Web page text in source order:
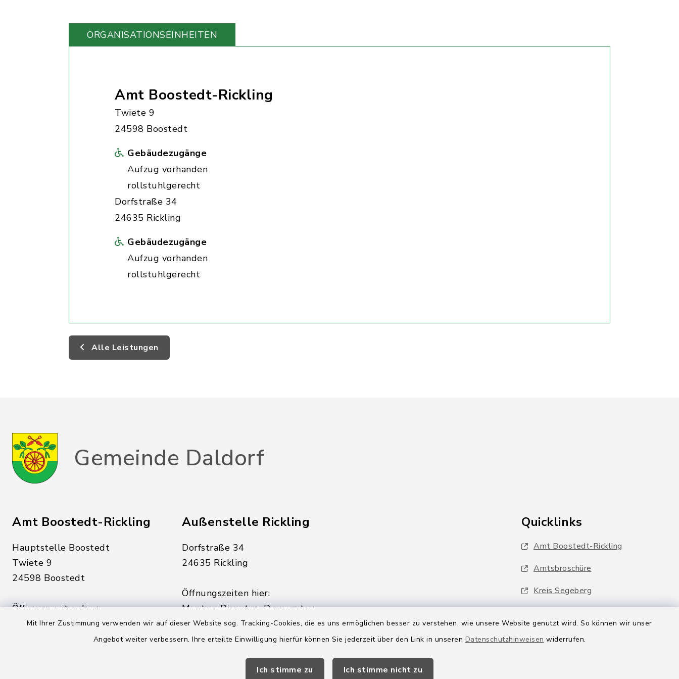
Mit Ihrer Zustimmung verwenden wir auf dieser Website sog. Tracking-Cookies, die es uns ermöglichen besser zu verstehen, wie unsere Website genutzt wird. So können wir unser
Angebot weiter verbessern. Ihre erteilte Einwilligung hierfür können Sie jederzeit über den Link in unseren Datenschutzhinweisen widerrufen.
Ich stimme zu Ich stimme nicht zu
ORGANISATIONS­EINHEITEN
Amt Boostedt-Rickling
Twiete 9
24598 Boostedt
Gebäudezugänge
Aufzug vorhanden
rollstuhlgerecht
Dorfstraße 34
24635 Rickling
Gebäudezugänge
Aufzug vorhanden
rollstuhlgerecht
Alle Leistungen
Gemeinde Daldorf
Amt Boostedt-Rickling
Hauptstelle Boostedt
Twiete 9
24598 Boostedt
Öffnungszeiten hier:
Montag, Dienstag, Donnerstag,
Außenstelle Rickling
Dorfstraße 34
24635 Rickling
Öffnungszeiten hier:
Montag, Dienstag, Donnerstag,
Freitag:
08:00 - 12:00 Uhr
sowie zusätzlich am Donnerstag:
Quicklinks
Amt Boostedt-Rickling
Amtsbroschüre
Kreis Segeberg